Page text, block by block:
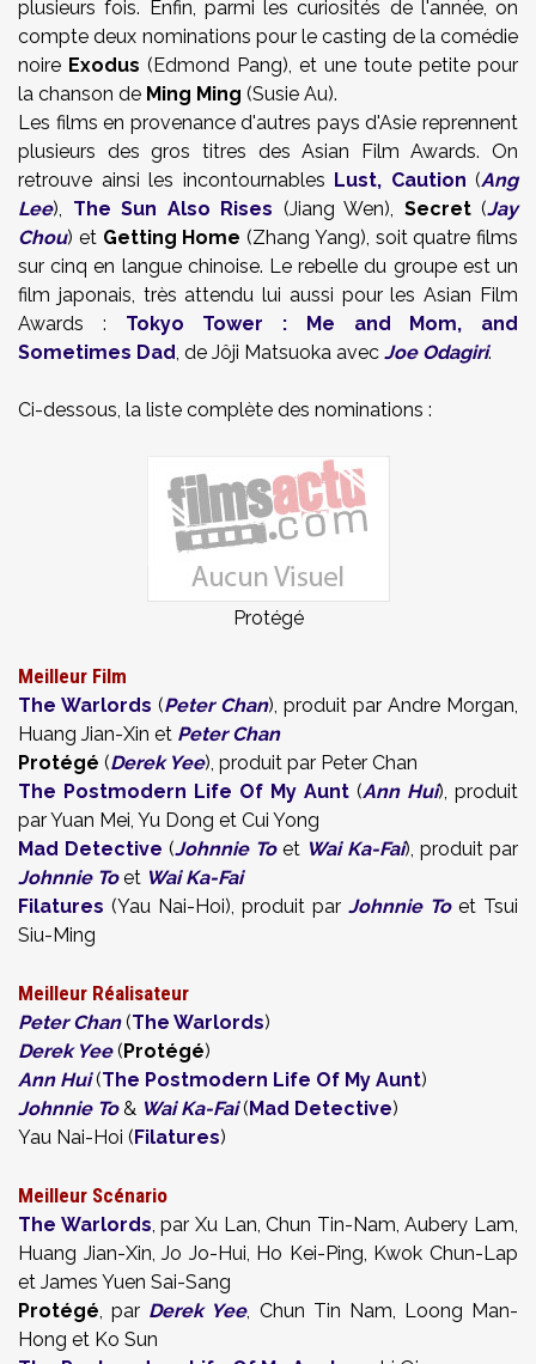
plusieurs fois. Enfin, parmi les curiosités de l'année, on
compte deux nominations pour le casting de la comédie
noire Exodus (Edmond Pang), et une toute petite pour
la chanson de Ming Ming (Susie Au).
Les films en provenance d'autres pays d'Asie reprennent
plusieurs des gros titres des Asian Film Awards. On
retrouve ainsi les incontournables Lust, Caution (Ang
Lee), The Sun Also Rises (Jiang Wen), Secret(Jay
Chou) et Getting Home (Zhang Yang), soit quatre films
sur cinq en langue chinoise. Le rebelle du groupe est un
film japonais, très attendu lui aussi pour les Asian Film
Awards : Tokyo Tower : Me and Mom, and
Sometimes Dad , de Jôji Matsuoka avec Joe Odagiri.
Ci-dessous, la liste complète des nominations :
Protégé
Meilleur Film
The Warlords (Peter Chan), produit par Andre Morgan,
Huang Jian-Xin et Peter Chan
Protégé (Derek Yee), produit par Peter Chan
The Postmodern Life Of My Aunt (Ann Hui), produit
par Yuan Mei, Yu Dong et Cui Yong
Mad Detective (Johnnie Toet Wai Ka-Fai), produit par
Johnnie Toet Wai Ka-Fai
Filatures (Yau Nai-Hoi), produit par Johnnie Toet Tsui
Siu-Ming
Meilleur Réalisateur
Peter Chan(The Warlords)
Derek Yee(Protégé)
Ann Hui(The Postmodern Life Of My Aunt)
Johnnie To& Wai Ka-Fai(Mad Detective)
Yau Nai-Hoi (Filatures)
Meilleur Scénario
The Warlords , par Xu Lan, Chun Tin-Nam, Aubery Lam,
Huang Jian-Xin, Jo Jo-Hui, Ho Kei-Ping, Kwok Chun-Lap
et James Yuen Sai-Sang
Protégé , par Derek Yee, Chun Tin Nam, Loong Man-
Hong et Ko Sun